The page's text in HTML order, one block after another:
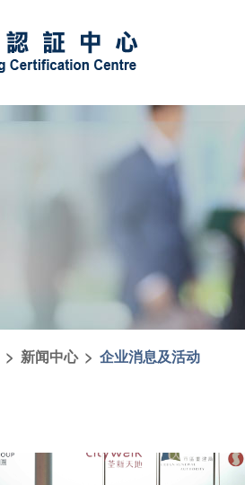
> 新闻中心 > 企业消息及活动